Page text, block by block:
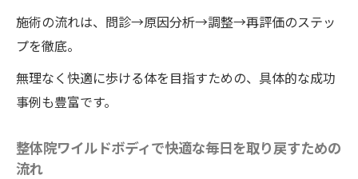
施術の流れは、問診→原因分析→調整→再評価のステッ
プを徹底。
無理なく快適に歩ける体を目指すための、具体的な成功
事例も豊富です。
整体院ワイルドボディで快適な毎日を取り戻すための
流れ